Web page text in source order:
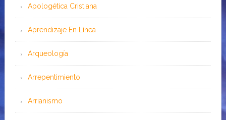
Apologética Cristiana
Aprendizaje En Línea
Arqueología
Arrepentimiento
Arrianismo